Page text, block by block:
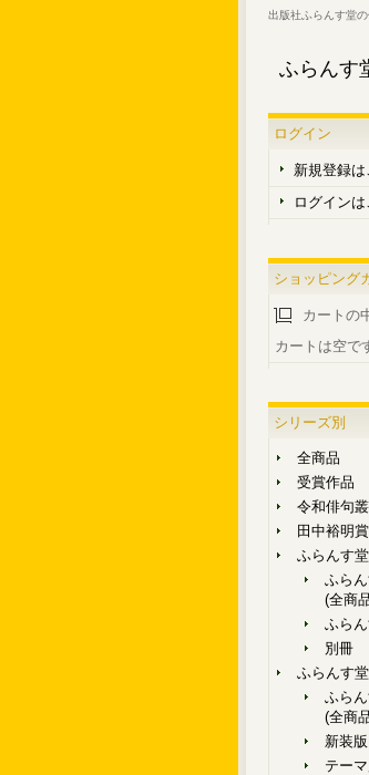
出版社ふらんす堂
ふらんす
ログイン
新規登録は
ログインは
ショッピング
カートの
カートは空で
シリーズ別
全商品
受賞作品
令和俳句
田中裕明賞
ふらんす
ふら
(全商
ふら
別冊
ふらんす
ふら
(全商
新装版
テー